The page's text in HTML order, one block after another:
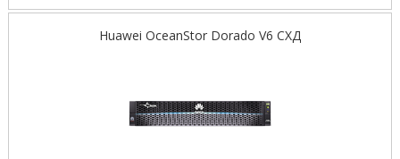
Huawei OceanStor Dorado V6 СХД